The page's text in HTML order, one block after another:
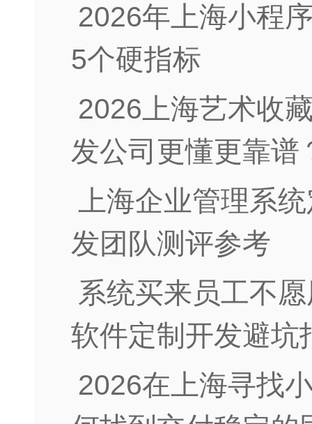
2026年上海小程
5个硬指标
2026上海艺术收
发公司更懂更靠谱
上海企业管理系
发团队测评参考
系统买来员工不
软件定制开发避坑
2026在上海寻找